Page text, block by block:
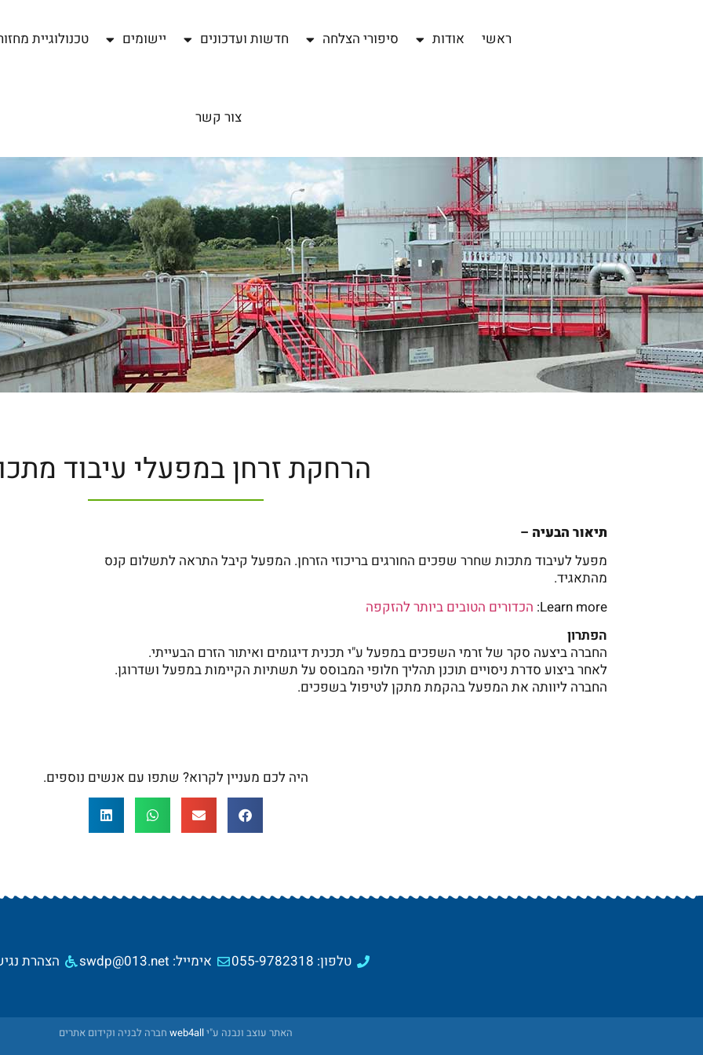
ראשי אודות סיפורי הצלחה חדשות ועדכונים יישומים טכנולוגיית
צור קשר
הרחקת זרחן במפעלי עיבוד
תיאור הבעיה –
מפעל לעיבוד מתכות שחרר שפכים החורגים בריכוזי הזרחן. המפעל קיבל התראה לתשלום קנס
מהתאגיד.
Learn more: הכדורים הטובים ביותר להזקפה
הפתרון
החברה ביצעה סקר של זרמי השפכים במפעל ע"י תכנית דיגומים ואיתור הזרם הבעייתי.
לאחר ביצוע סדרת ניסויים תוכנן תהליך חלופי המבוסס על תשתיות הקיימות במפעל ושדרוגן.
החברה ליוותה את המפעל בהקמת מתקן לטיפול בשפכים.
היה לכם מעניין לקרוא? שתפו עם אנשים נוספים.
טלפון: 055-9782318 אימייל: swdp@013.net הצהרת
האתר עוצב ונבנה ע"יweb4all חברה לבניה וקידום אתרים